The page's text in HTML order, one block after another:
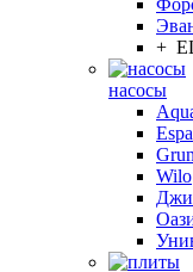
+
насосы
Espa
Wilo